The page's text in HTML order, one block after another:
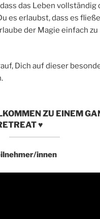
das Leben vollständig
es erlaubst, dass es
der Magie einfach zu
Dich auf dieser
ZU EINEM
♥
innen